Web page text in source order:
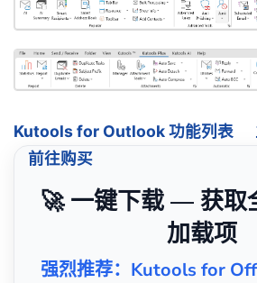
Kutools for Outlook 功能列表
前往购买
🚀 一键下载 — 获取
加载项
强烈推荐：Kutools for